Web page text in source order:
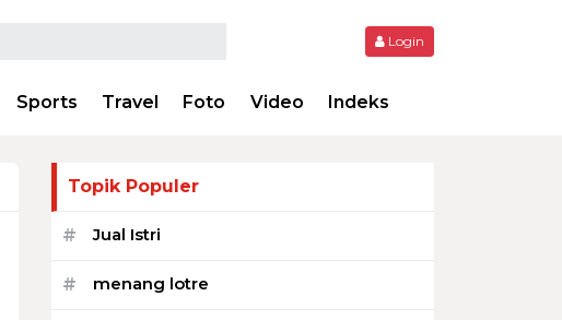
Login
Sports Travel Foto Video Indeks
Topik Populer
# Jual Istri
# menang lotre